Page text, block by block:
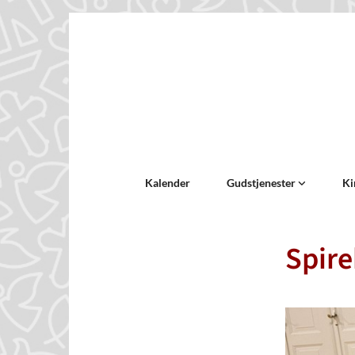
Kalender Gudstjenester